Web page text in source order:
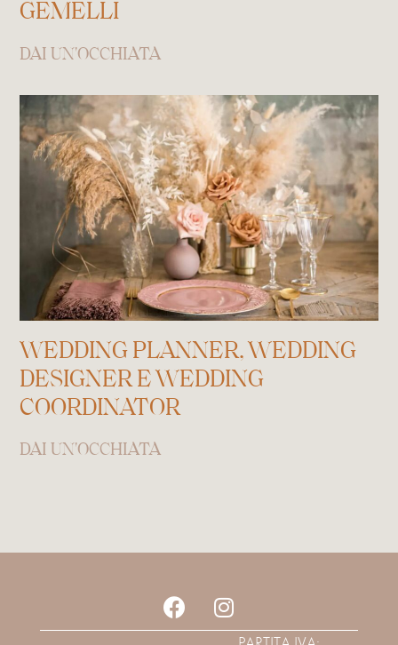
GEMELLI
DAI UN'OCCHIATA
WEDDING PLANNER, WEDDING
DESIGNER E WEDDING
COORDINATOR
DAI UN'OCCHIATA